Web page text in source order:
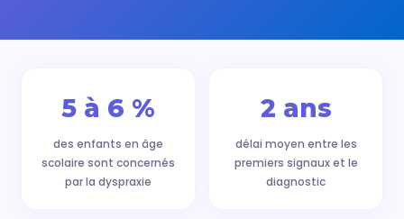
5 à 6 %
des enfants en âge
scolaire sont concernés
par la dyspraxie
2 ans
délai moyen entre les
premiers signaux et le
diagnostic